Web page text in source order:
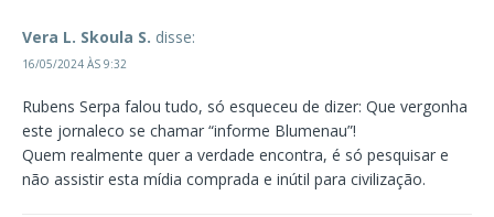
Vera L. Skoula S. disse:
16/05/2024 ÀS 9:32
Rubens Serpa falou tudo, só esqueceu de dizer: Que vergonha
este jornaleco se chamar “informe Blumenau”!
Quem realmente quer a verdade encontra, é só pesquisar e
não assistir esta mídia comprada e inútil para civilização.